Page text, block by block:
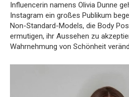
Influencerin namens Olivia Dunne
Instagram ein großes Publikum
Non-Standard-Models, die Body
ermutigen, ihr Aussehen zu
Wahrnehmung von Schönheit